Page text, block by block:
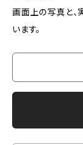
画面上の写真と
います。